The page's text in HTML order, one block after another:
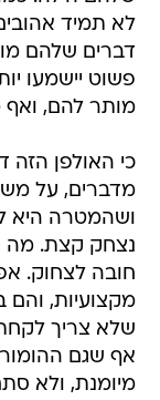
לא תמיד
דברים שלהם
פשוט יישמעו
מותר להם,
כי האולפן הזה
מדברים, על
ושהמטרה היא
נצחק קצת. מה
חובה לצחוק.
מקצועיות,
שלא צריך
אף שגם
מיומנת, ולא